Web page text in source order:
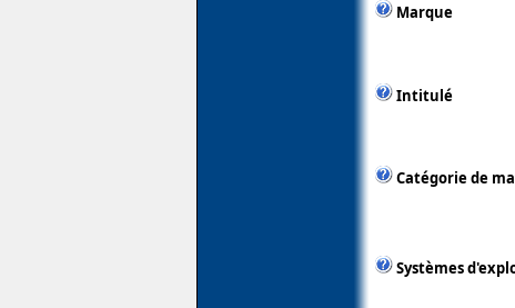
Marque
Intitulé
Catégorie de
Systèmes